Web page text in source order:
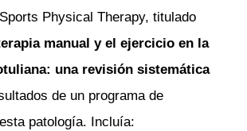
Physical Therapy, titulado
manual y el ejercicio en la
una revisión sistemática
de un programa de
patología. Incluía: